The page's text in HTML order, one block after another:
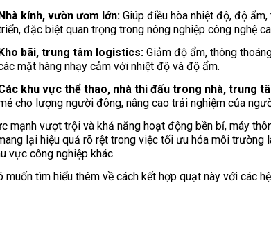
kính, vườn ươm lớn:Giúp điều hòa nhiệt độ, độ
đặc biệt quan trọng trong nông nghiệp công nghệ
bãi, trung tâm logistics:Giảm độ ẩm, thông
mặt hàng nhạy cảm với nhiệt độ và độ ẩm.
khu vực thể thao, nhà thi đấu trong nhà, trung
cho lượng người đông, nâng cao trải nghiệm của
mạnh vượt trội và khả năng hoạt động bền bỉ, máy
lại hiệu quả rõ rệt trong việc tối ưu hóa môi
vực công nghiệp khác.
muốn tìm hiểu thêm về cách kết hợp quạt này với các